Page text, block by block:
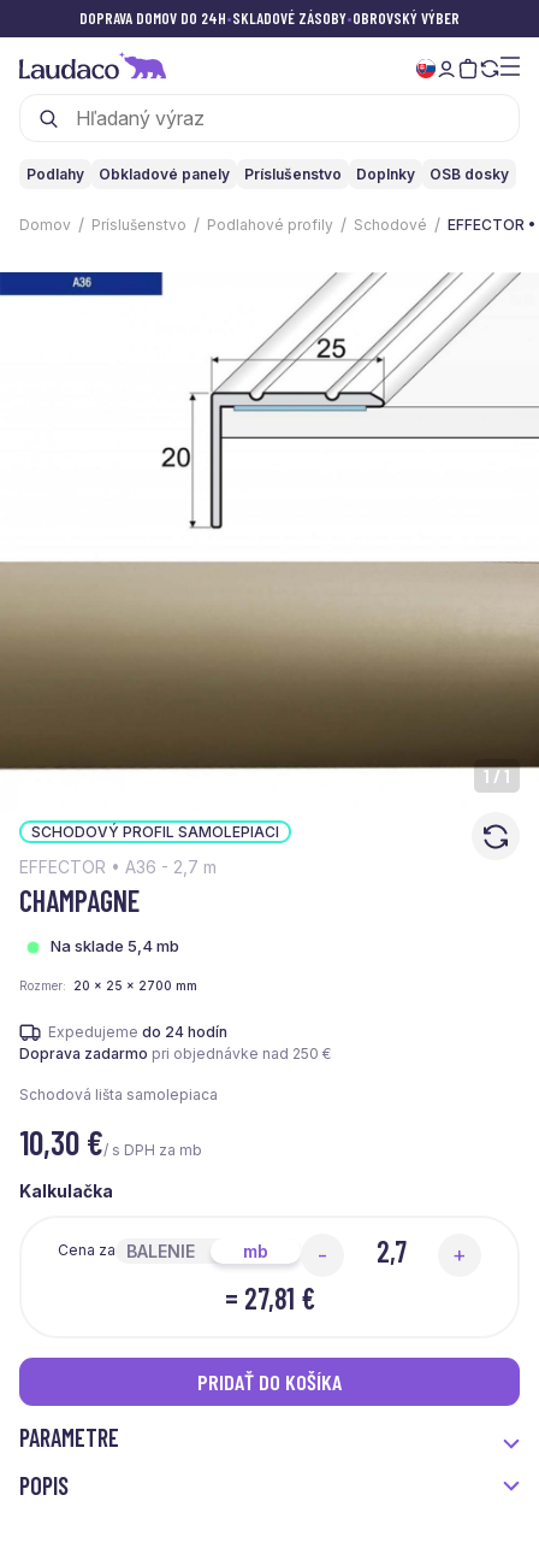
DOPRAVA DOMOV DO 24H•SKLADOVÉ ZÁSOBY•OBROVSKÝ VÝBER
Podlahy Obkladové panely Príslušenstvo Doplnky OSB dosky
Domov Príslušenstvo Podlahové profily Schodové EFFECTOR
1/1
SCHODOVÝ PROFIL SAMOLEPIACI
EFFECTOR • A36 - 2,7 m
CHAMPAGNE
Na sklade 5,4 mb
Rozmer 20 x 25 x 2700 mm
Expedujeme do 24 hodín
Doprava zadarmo pri objednávke nad 250 €
Schodová lišta samolepiaca
10,30 €/ s DPH za mb
Kalkulačka
Cena za BALENIE mb - +
= 27,81 €
PRIDAŤ DO KOŠÍKA
PARAMETRE
POPIS